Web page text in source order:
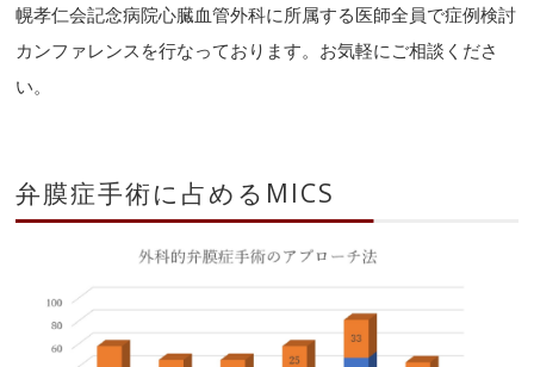
幌孝仁会記念病院心臓血管外科に所属する医師全員で症例検討
カンファレンスを行なっております。お気軽にご相談くださ
い。
弁膜症手術に占めるMICS